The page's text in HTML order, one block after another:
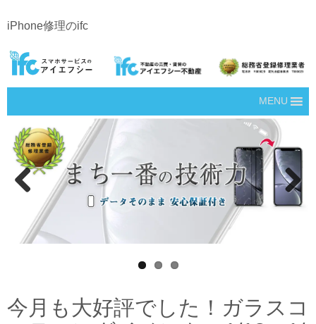
iPhone修理のifc
MENU
Next
今月も大好評でした！ガラスコ